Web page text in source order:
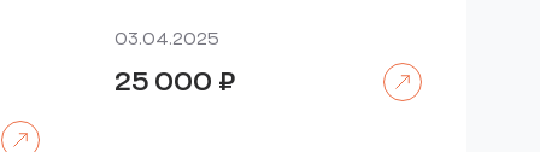
03.04.2025
25 000 ₽